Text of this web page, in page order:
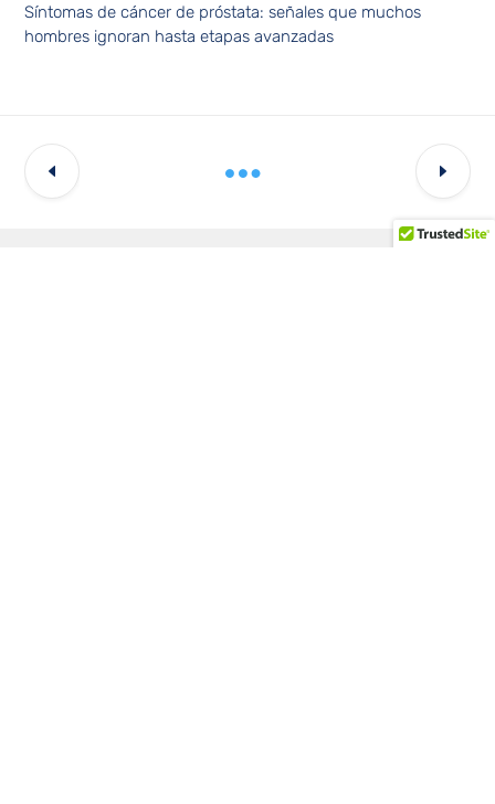
Síntomas de cáncer de próstata: señales que muchos
hombres ignoran hasta etapas avanzadas